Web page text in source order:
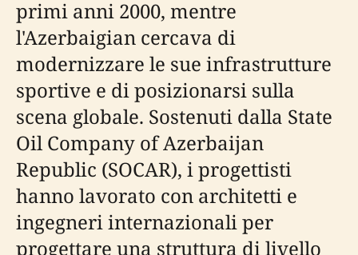
primi anni 2000, mentre
l'Azerbaigian cercava di
modernizzare le sue infrastrutture
sportive e di posizionarsi sulla
scena globale. Sostenuti dalla State
Oil Company of Azerbaijan
Republic (SOCAR), i progettisti
hanno lavorato con architetti e
ingegneri internazionali per
progettare una struttura di livello